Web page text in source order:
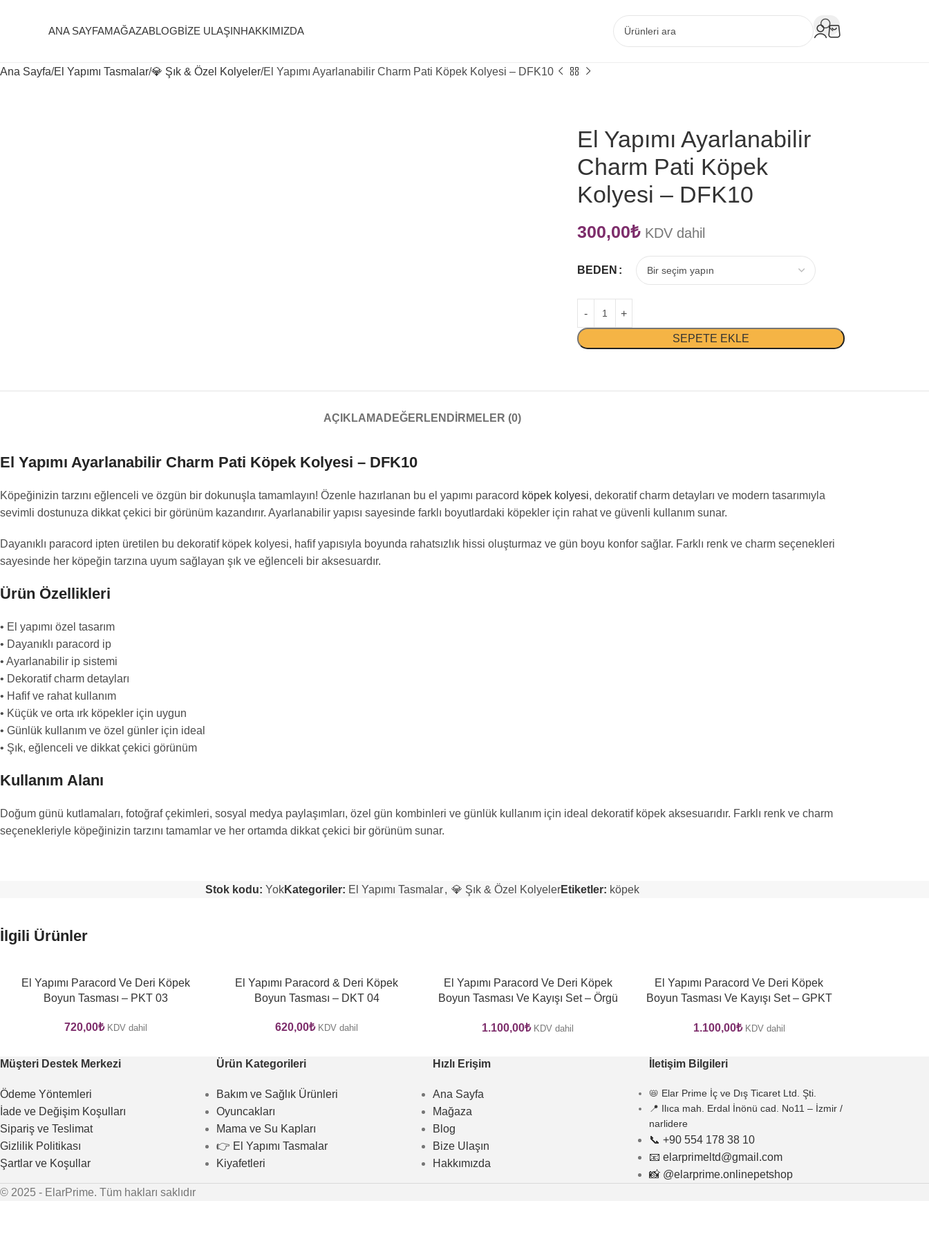
ANA SAYFAMAĞAZABLOGBIZE ULAŞINHAKKIMIZDA
Ana Sayfa El Yapımı Tasmalar 💎 Şık & Özel Kolyeler El Yapımı Ayarlanabilir Charm Pati Köpek Kolyesi – DFK10
El Yapımı Ayarlanabilir
Charm Pati Köpek
Kolyesi – DFK10
300,00₺ KDV dahil
BEDEN
SEPETE EKLE
AÇIKLAMA DEĞERLENDIRMELER (0)
El Yapımı Ayarlanabilir Charm Pati Köpek Kolyesi – DFK10
Köpeğinizin tarzını eğlenceli ve özgün bir dokunuşla tamamlayın! Özenle hazırlanan bu el yapımı paracord köpek kolyesi, dekoratif charm detayları ve modern tasarımıyla
sevimli dostunuza dikkat çekici bir görünüm kazandırır. Ayarlanabilir yapısı sayesinde farklı boyutlardaki köpekler için rahat ve güvenli kullanım sunar.
Dayanıklı paracord ipten üretilen bu dekoratif köpek kolyesi, hafif yapısıyla boyunda rahatsızlık hissi oluşturmaz ve gün boyu konfor sağlar. Farklı renk ve charm seçenekleri
sayesinde her köpeğin tarzına uyum sağlayan şık ve eğlenceli bir aksesuardır.
Ürün Özellikleri
• El yapımı özel tasarım
• Dayanıklı paracord ip
• Ayarlanabilir ip sistemi
• Dekoratif charm detayları
• Hafif ve rahat kullanım
• Küçük ve orta ırk köpekler için uygun
• Günlük kullanım ve özel günler için ideal
• Şık, eğlenceli ve dikkat çekici görünüm
Kullanım Alanı
Doğum günü kutlamaları, fotoğraf çekimleri, sosyal medya paylaşımları, özel gün kombinleri ve günlük kullanım için ideal dekoratif köpek aksesuarıdır. Farklı renk ve charm
seçenekleriyle köpeğinizin tarzını tamamlar ve her ortamda dikkat çekici bir görünüm sunar.
Stok kodu: YokKategoriler: El Yapımı Tasmalar, 💎 Şık & Özel KolyelerEtiketler: köpek
İlgili Ürünler
El Yapımı Paracord Ve Deri Köpek
Boyun Tasması – PKT 03
720,00₺ KDV dahil
El Yapımı Paracord & Deri Köpek
Boyun Tasması – DKT 04
620,00₺ KDV dahil
El Yapımı Paracord Ve Deri Köpek
Boyun Tasması Ve Kayışı Set – Örgü
1.100,00₺ KDV dahil
El Yapımı Paracord Ve Deri Köpek
Boyun Tasması Ve Kayışı Set – GPKT
1.100,00₺ KDV dahil
Müşteri Destek Merkezi
Ödeme Yöntemleri
İade ve Değişim Koşulları
Sipariş ve Teslimat
Gizlilik Politikası
Şartlar ve Koşullar
Ürün Kategorileri
Bakım ve Sağlık Ürünleri
Oyuncakları
Mama ve Su Kapları
👉 El Yapımı Tasmalar
Kiyafetleri
Hızlı Erişim
Ana Sayfa
Mağaza
Blog
Bize Ulaşın
Hakkımızda
İletişim Bilgileri
📛 Elar Prime İç ve Dış Ticaret Ltd. Şti.
📍 Ilıca mah. Erdal İnönü cad. No11 – İzmir /
narlidere
📞 +90 554 178 38 10
📧 elarprimeltd@gmail.com
📸 @elarprime.onlinepetshop
© 2025 - ElarPrime. Tüm hakları saklıdır